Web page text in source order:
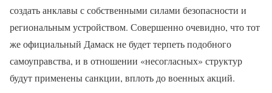
создать анклавы с собственными силами безопасности и
региональным устройством. Совершенно очевидно, что тот
же официальный Дамаск не будет терпеть подобного
самоуправства, и в отношении «несогласных» структур
будут применены санкции, вплоть до военных акций.